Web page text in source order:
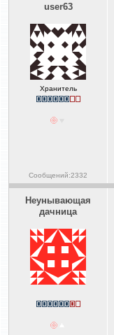
user63
Хранитель
Сообщений:2332
Heyнывaющая
дaчницa